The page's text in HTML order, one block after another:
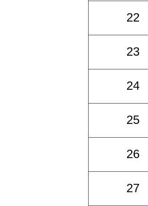
22
23
24
25
26
27